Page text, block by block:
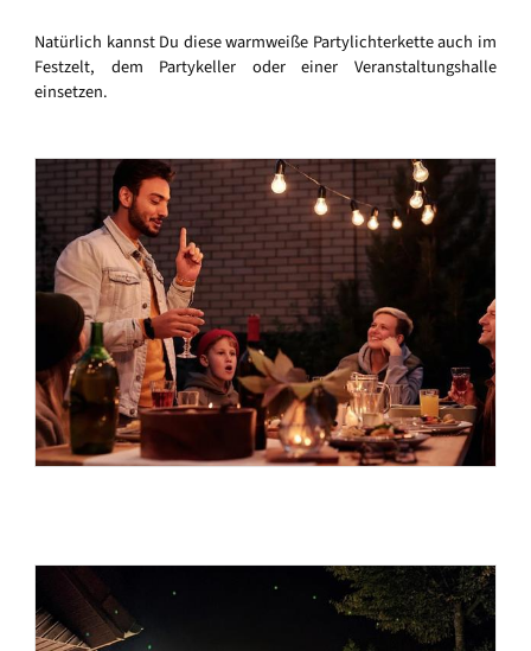
Natürlich kannst Du diese warmweiße Partylichterkette auch im
Festzelt, dem Partykeller oder einer Veranstaltungshalle
einsetzen.